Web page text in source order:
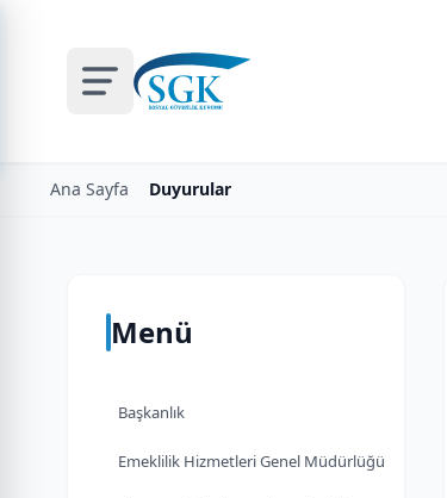
Ana Sayfa Duyurular
Menü
Başkanlık
Emeklilik Hizmetleri Genel Müdürlüğü